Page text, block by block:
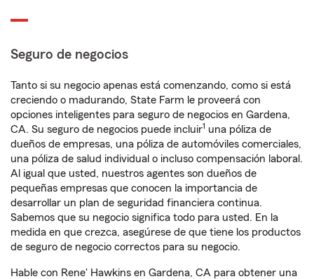
Seguro de negocios
Tanto si su negocio apenas está comenzando, como si está
creciendo o madurando, State Farm le proveerá con
opciones inteligentes para seguro de negocios en Gardena,
CA. Su seguro de negocios puede incluir1 una póliza de
dueños de empresas, una póliza de automóviles comerciales,
una póliza de salud individual o incluso compensación laboral.
Al igual que usted, nuestros agentes son dueños de
pequeñas empresas que conocen la importancia de
desarrollar un plan de seguridad financiera continua.
Sabemos que su negocio significa todo para usted. En la
medida en que crezca, asegúrese de que tiene los productos
de seguro de negocio correctos para su negocio.
Hable con Rene' Hawkins en Gardena, CA para obtener una